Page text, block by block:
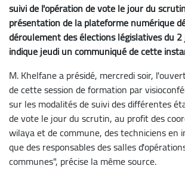
suivi de l'opération de vote le jour du
présentation de la plateforme numérique
déroulement des élections législatives du
indique jeudi un communiqué de cette
M. Khelfane a présidé, mercredi soir,
de cette session de formation par
sur les modalités de suivi des différentes
de vote le jour du scrutin, au profit des
wilaya et de commune, des techniciens en
que des responsables des salles
communes", précise la même source.